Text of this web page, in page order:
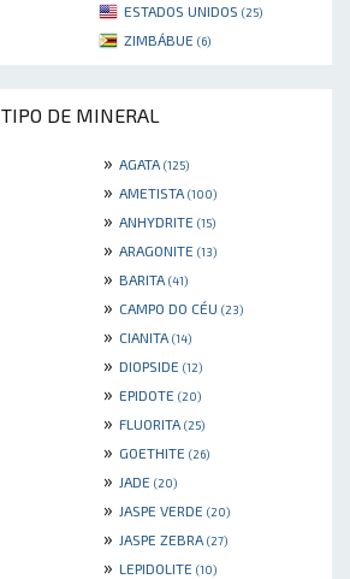
ESTADOS UNIDOS (25)
ZIMBÁBUE (6)
TIPO DE MINERAL
» AGATA (125)
» AMETISTA (100)
» ANHYDRITE (15)
» ARAGONITE (13)
» BARITA (41)
» CAMPO DO CÉU (23)
» CIANITA (14)
» DIOPSIDE (12)
» EPIDOTE (20)
» FLUORITA (25)
» GOETHITE (26)
» JADE (20)
» JASPE VERDE (20)
» JASPE ZEBRA (27)
» LEPIDOLITE (10)